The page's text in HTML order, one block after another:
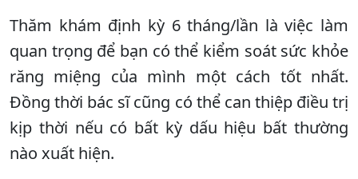
Thăm khám định kỳ 6 tháng/lần là việc làm
quan trọng để bạn có thể kiểm soát sức khỏe
răng miệng của mình một cách tốt nhất.
Đồng thời bác sĩ cũng có thể can thiệp điều trị
kịp thời nếu có bất kỳ dấu hiệu bất thường
nào xuất hiện.